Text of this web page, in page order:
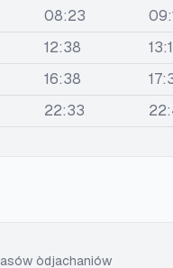
08:23
12:38
16:38
22:33
òdjachaniów